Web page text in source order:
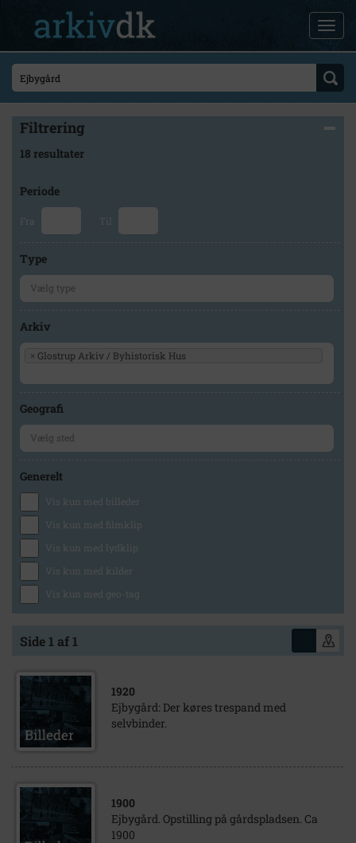
Filtrering
18 resultater
Periode
Fra Til
Type
Arkiv
× Glostrup Arkiv / Byhistorisk Hus
Geografi
Generelt
Vis kun med billeder
Vis kun med filmklip
Vis kun med lydklip
Vis kun med kilder
Vis kun med geo-tag
Side 1 af 1
1920
Ejbygård: Der køres trespand med
selvbinder.
1900
Ejbygård. Opstilling på gårdspladsen. Ca
1900